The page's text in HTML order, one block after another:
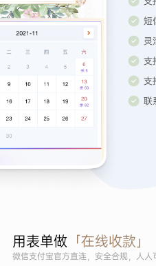
短
灵
支
支
联
用表单做「在线收款」
微信支付宝官方直连，安全合规，人人